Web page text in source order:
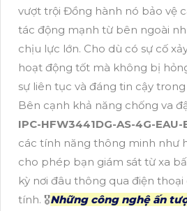
vượt trội Đồng hành nó bảo vệ
tác động mạnh từ bên ngoài
chịu lực lớn. Cho dù có sự cố
hoạt động tốt mà không bị
sự liên tục và đáng tin cậy trong
Bên cạnh khả năng chống va
IPC-HFW3441DG-AS-4G-EAU-
các tính năng thông minh như
cho phép bạn giám sát từ xa
kỳ nơi đâu thông qua điện
tính. 🎖️Những công nghệ ấn